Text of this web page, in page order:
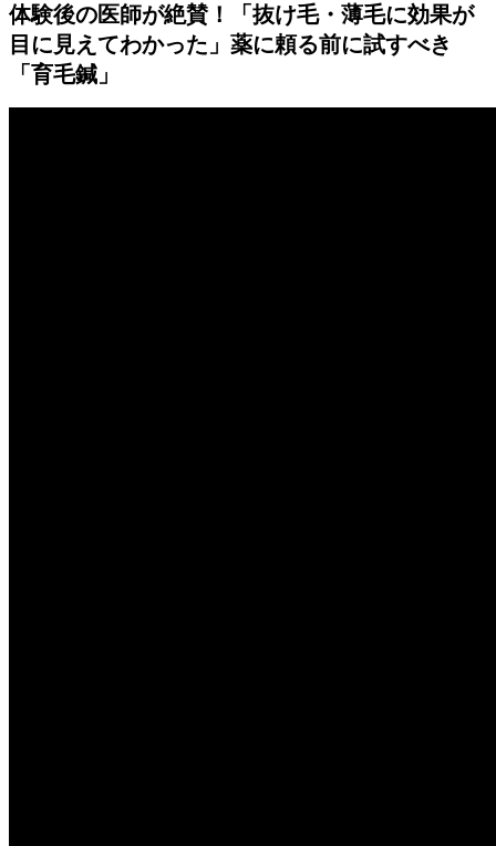
体験後の医師が絶賛！「抜け毛・薄毛に効果が
目に見えてわかった」薬に頼る前に試すべき
「育毛鍼」